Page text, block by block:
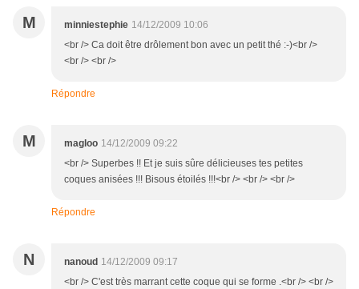
M minniestephie 14/12/2009 10:06
<br /> Ca doit être drôlement bon avec un petit thé :-)<br />
<br /> <br />
Répondre
M magloo 14/12/2009 09:22
<br /> Superbes !! Et je suis sûre délicieuses tes petites
coques anisées !!! Bisous étoilés !!!<br /> <br /> <br />
Répondre
N nanoud 14/12/2009 09:17
<br /> C'est très marrant cette coque qui se forme .<br /> <br />